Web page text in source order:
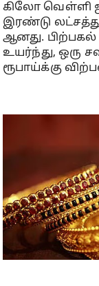
கிலோ வெள்ளி
இரண்டு
ஆனது. பிற்பகல்
உயர்ந்து, ஒரு
ரூபாய்க்கு